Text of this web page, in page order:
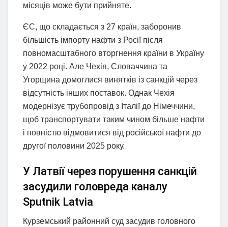
місяців може бути прийняте.
ЄС, що складається з 27 країн, заборонив
більшість імпорту нафти з Росії після
повномасштабного вторгнення країни в Україну
у 2022 році. Але Чехія, Словаччина та
Угорщина домоглися винятків із санкцій через
відсутність інших поставок. Однак Чехія
модернізує трубопровід з Італії до Німеччини,
щоб транспортувати таким чином більше нафти
і повністю відмовитися від російської нафти до
другої половини 2025 року.
У Латвії через порушення санкцій
засудили головреда каналу
Sputnik Latvia
Курземський районний суд засудив головного